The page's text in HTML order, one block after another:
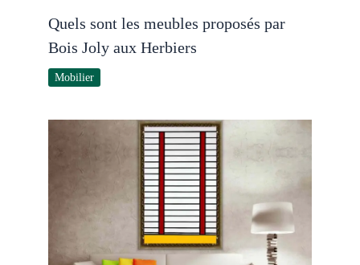
Quels sont les meubles proposés par
Bois Joly aux Herbiers
Mobilier